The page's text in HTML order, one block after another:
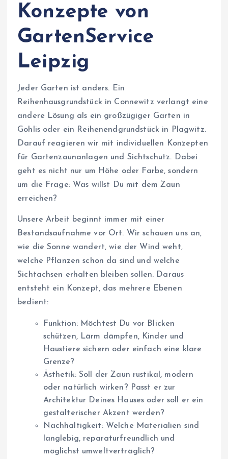
Konzepte von
GartenService
Leipzig
Jeder Garten ist anders. Ein
Reihenhausgrundstück in Connewitz verlangt eine
andere Lösung als ein großzügiger Garten in
Gohlis oder ein Reihenendgrundstück in Plagwitz.
Darauf reagieren wir mit individuellen Konzepten
für Gartenzaunanlagen und Sichtschutz. Dabei
geht es nicht nur um Höhe oder Farbe, sondern
um die Frage: Was willst Du mit dem Zaun
erreichen?
Unsere Arbeit beginnt immer mit einer
Bestandsaufnahme vor Ort. Wir schauen uns an,
wie die Sonne wandert, wie der Wind weht,
welche Pflanzen schon da sind und welche
Sichtachsen erhalten bleiben sollen. Daraus
entsteht ein Konzept, das mehrere Ebenen
bedient:
Funktion: Möchtest Du vor Blicken
schützen, Lärm dämpfen, Kinder und
Haustiere sichern oder einfach eine klare
Grenze?
Ästhetik: Soll der Zaun rustikal, modern
oder natürlich wirken? Passt er zur
Architektur Deines Hauses oder soll er ein
gestalterischer Akzent werden?
Nachhaltigkeit: Welche Materialien sind
langlebig, reparaturfreundlich und
möglichst umweltverträglich?